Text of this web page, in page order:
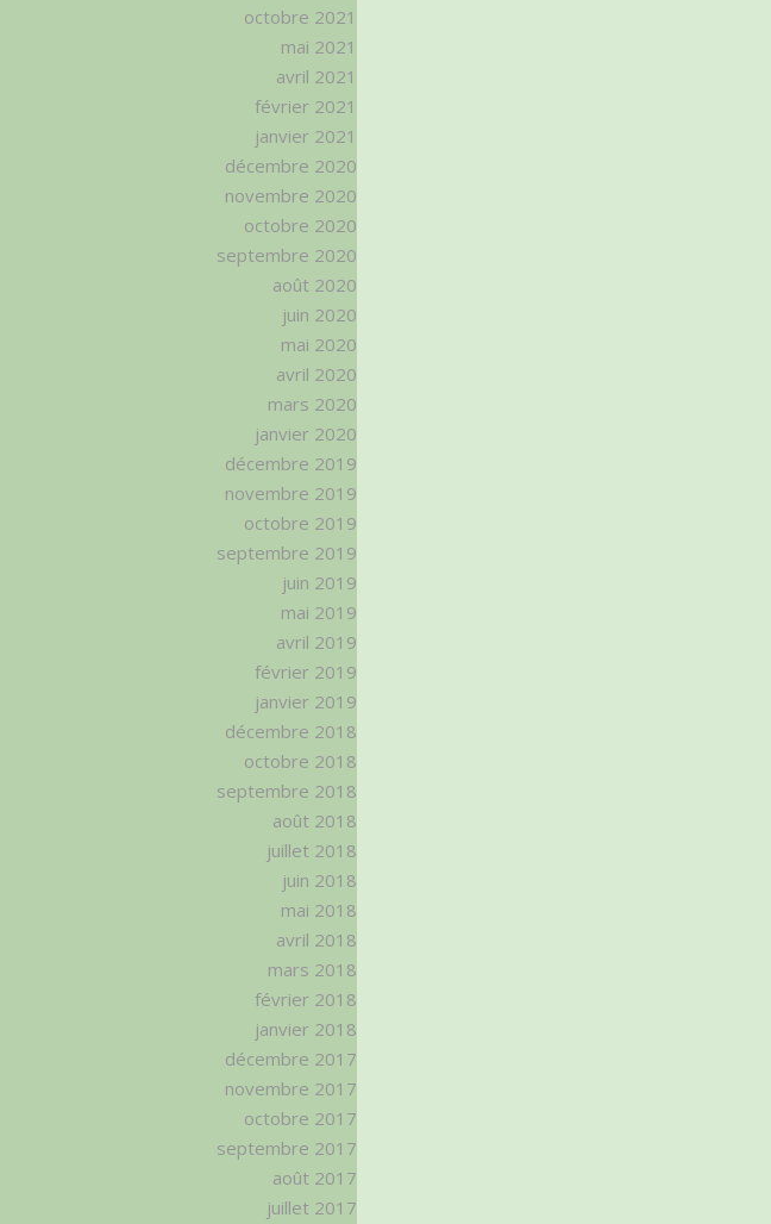
octobre 2021
mai 2021
avril 2021
février 2021
janvier 2021
décembre 2020
novembre 2020
octobre 2020
septembre 2020
août 2020
juin 2020
mai 2020
avril 2020
mars 2020
janvier 2020
décembre 2019
novembre 2019
octobre 2019
septembre 2019
juin 2019
mai 2019
avril 2019
février 2019
janvier 2019
décembre 2018
octobre 2018
septembre 2018
août 2018
juillet 2018
juin 2018
mai 2018
avril 2018
mars 2018
février 2018
janvier 2018
décembre 2017
novembre 2017
octobre 2017
septembre 2017
août 2017
juillet 2017